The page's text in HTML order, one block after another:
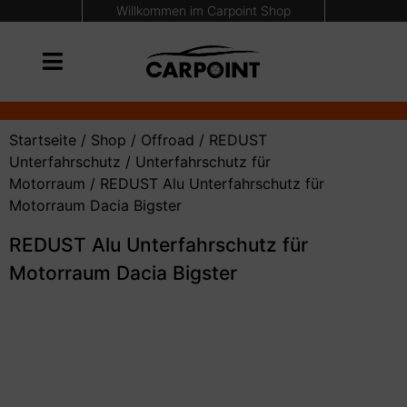
Willkommen im Carpoint Shop
Startseite / Shop / Offroad / REDUST
Unterfahrschutz / Unterfahrschutz für
Motorraum / REDUST Alu Unterfahrschutz für
Motorraum Dacia Bigster
REDUST Alu Unterfahrschutz für
Motorraum Dacia Bigster